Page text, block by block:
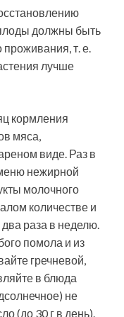
должны быть
т. е.
лучше
кормления
мяса,
виде. Раз в
нежирной
молочного
количестве и
раза в неделю.
помола и из
гречневой,
в блюда
не
(до 30 г в день).